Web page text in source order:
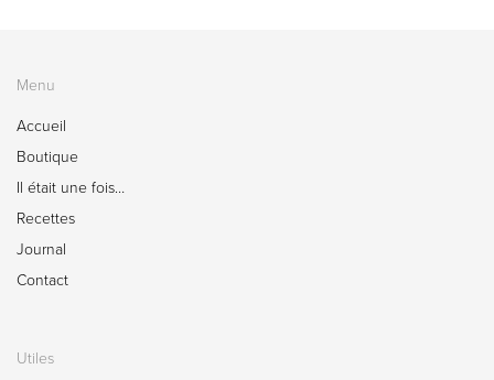
Menu
Accueil
Boutique
Il était une fois…
Recettes
Journal
Contact
Utiles